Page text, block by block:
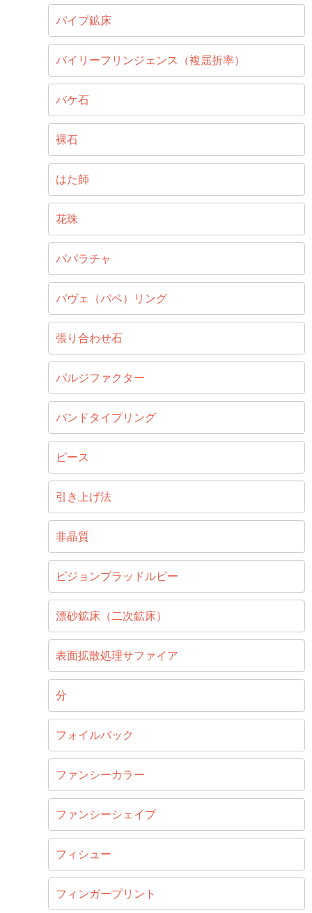
パイプ鉱床
バイリーフリンジェンス（複屈折率）
バケ石
裸石
はた師
花珠
パパラチャ
パヴェ（パベ）リング
張り合わせ石
バルジファクター
バンドタイプリング
ピース
引き上げ法
非晶質
ピジョンブラッドルビー
漂砂鉱床（二次鉱床）
表面拡散処理サファイア
分
フォイルバック
ファンシーカラー
ファンシーシェイプ
フィシュー
フィンガープリント